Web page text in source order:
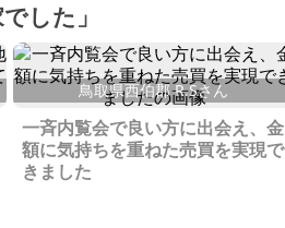
した」
鳥取県西伯郡 R.Sさん
一斉内覧会で良い方に出会え、金
額に気持ちを重ねた売買を実現で
きました